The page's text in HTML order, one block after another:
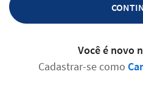
Você é novo
Cadastrar-se como